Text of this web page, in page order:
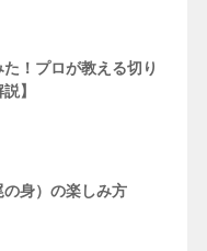
！プロが教える切り
】
身）の楽しみ方